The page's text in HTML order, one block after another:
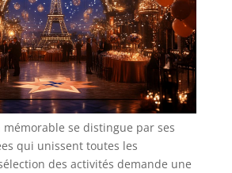
mémorable se distingue par ses
qui unissent toutes les
des activités demande une